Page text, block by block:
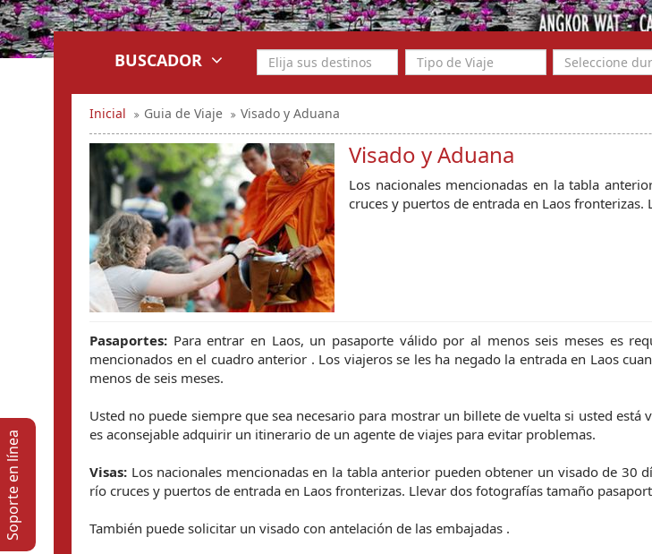
BUSCADOR
Inicial Guia de Viaje Visado y Aduana
Visado y Aduana
Los nacionales mencionadas en la tabla
cruces y puertos de entrada en Laos
Pasaportes: Para entrar en Laos, un pasaporte válido por al menos seis meses es
mencionados en el cuadro anterior . Los viajeros se les ha negado la entrada en Laos
menos de seis meses.
Usted no puede siempre que sea necesario para mostrar un billete de vuelta si usted está
es aconsejable adquirir un itinerario de un agente de viajes para evitar problemas.
Visas: Los nacionales mencionadas en la tabla anterior pueden obtener un visado de 30
río cruces y puertos de entrada en Laos fronterizas. Llevar dos fotografías tamaño
También puede solicitar un visado con antelación de las embajadas .
Soporte en lí­nea